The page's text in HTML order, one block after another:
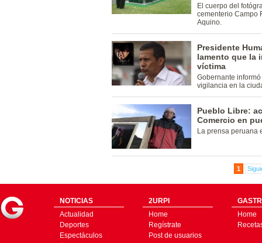
El cuerpo del
cementerio Campo
Aquino.
Presidente
lamento que la
víctima
Gobernante
vigilancia en la
Pueblo Libre:
Comercio en
La prensa peruana
1
NOTICIAS
Actualidad
Deportes
Espectáculos
2URPI
Home
Regístrate
Post de usuarios
Home